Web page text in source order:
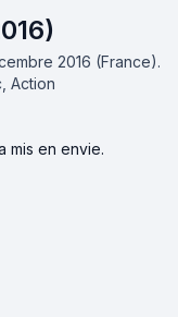
2016 (France).
Action
mis en envie.